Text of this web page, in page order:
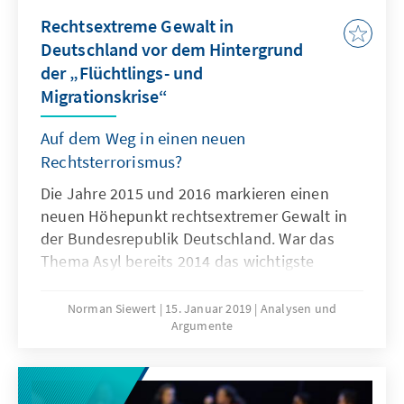
Konstellationen der Mitglieder im
Sicherheitsrat, durch den anstehenden Brexit
und die America-First-Doktrin der USA.
Rechtsextreme Gewalt in
Deutschland vor dem Hintergrund
der „Flüchtlings- und
Migrationskrise“
Auf dem Weg in einen neuen
Rechtsterrorismus?
Die Jahre 2015 und 2016 markieren einen
neuen Höhepunkt rechtsextremer Gewalt in
der Bundesrepublik Deutschland. War das
Thema Asyl bereits 2014 das wichtigste
sprunghaft angestiegene Zustrom von
Migranten im Spätsommer 2015 bis zum
auf den gesamten Phänomenbereich
ausgeübt. Im Zuge dessen kam es zu
Norman Siewert 15. Januar 2019 Analysen und
Argumente